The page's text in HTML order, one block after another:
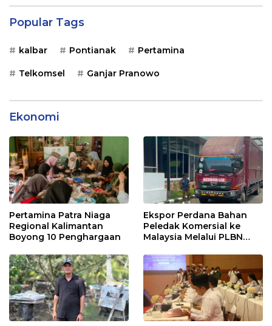
Popular Tags
kalbar Pontianak Pertamina
Telkomsel Ganjar Pranowo
Ekonomi
Pertamina Patra Niaga
Regional Kalimantan
Boyong 10 Penghargaan
Ekspor Perdana Bahan
Peledak Komersial ke
Malaysia Melalui PLBN